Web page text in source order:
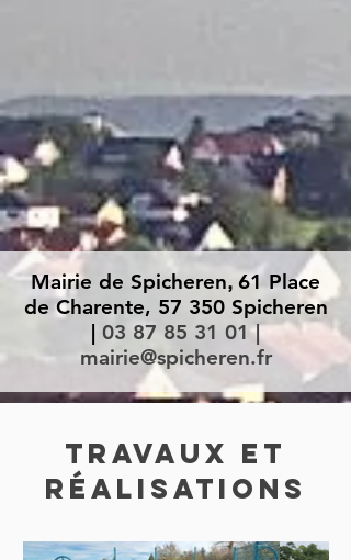
Mairie de Spicheren, 61 Place
de Charente, 57 350 Spicheren
| 03 87 85 31 01 |
mairie@spicheren.fr
Travaux et
réalisations